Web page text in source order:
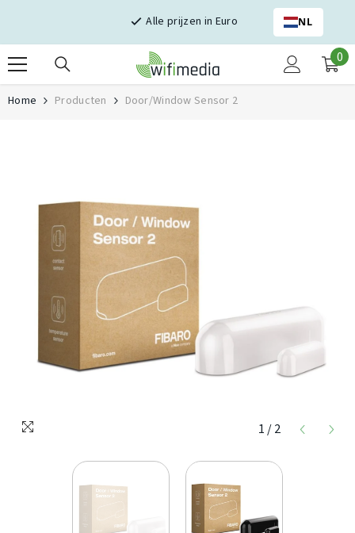
Alle prijzen in Euro NL
0
0
Home Producten Door/Window Sensor 2
1 / 2